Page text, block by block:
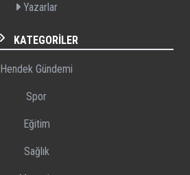
Yazarlar
KATEGORILER
Hendek Gündemi
Spor
Eğitim
Sağlık